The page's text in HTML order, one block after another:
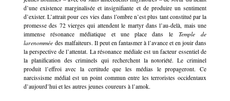
d’une existence marginalisée et insignifiante et de produire un sentiment
d’exister. L’attrait pour ces vies dans l’ombre n’est plus tant constitué par la
promesse des 72 vierges qui attendent le martyr dans l’au-delà, mais une
immense résonance médiatique et une place dans le Temple
de
larenommée des malfaiteurs. Il peut en fantasmer à l’avance et en jouir dans
la perspective de l’attentat. La résonance médiale est un facteur essentiel de
la planification des criminels qui recherchent la notoriété. Le criminel
produit l’effroi avec la certitude que les médias le propageront. Ce
narcissisme médial est un point commun entre les terroristes occidentaux
d’aujourd’hui et les autres jeunes coureurs à l’amok.